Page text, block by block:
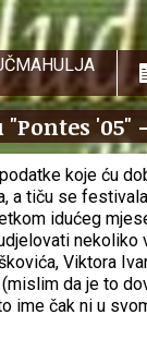
"Pontes '05"
koje ću
a tiču se
idućeg
nekoliko
Viktora
da je to
ime čak ni u